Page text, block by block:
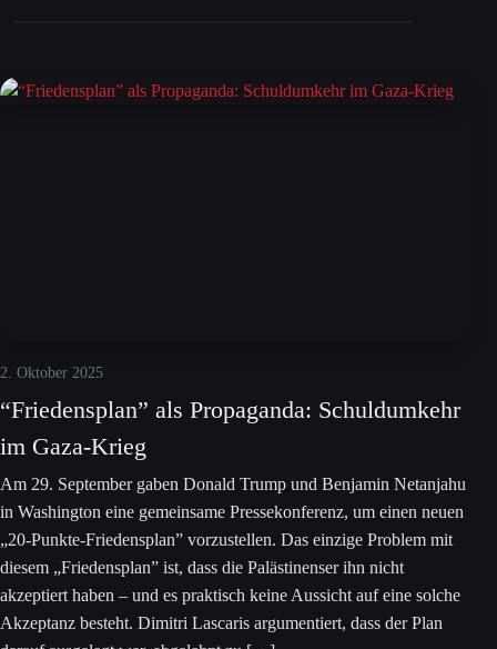
2. Oktober 2025
“Friedensplan” als Propaganda: Schuldumkehr
im Gaza-Krieg
Am 29. September gaben Donald Trump und Benjamin Netanjahu
in Washington eine gemeinsame Pressekonferenz, um einen neuen
„20-Punkte-Friedensplan” vorzustellen. Das einzige Problem mit
diesem „Friedensplan” ist, dass die Palästinenser ihn nicht
akzeptiert haben – und es praktisch keine Aussicht auf eine solche
Akzeptanz besteht. Dimitri Lascaris argumentiert, dass der Plan